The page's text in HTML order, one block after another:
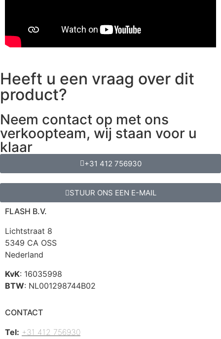
Heeft u een vraag over dit
product?
Neem contact op met ons
verkoopteam, wij staan voor u
klaar
+31 412 756930
STUUR ONS EEN E-MAIL
FLASH B.V.
Lichtstraat 8
5349 CA OSS
Nederland
KvK: 16035998
BTW: NL001298744B02
CONTACT
Tel: +31 412 756930